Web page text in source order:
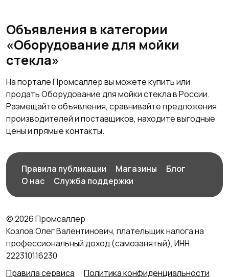
Объявления в категории
«Оборудование для мойки
стекла»
На портале Промсаллер вы можете купить или
продать Оборудование для мойки стекла в России.
Размещайте объявления, сравнивайте предложения
производителей и поставщиков, находите выгодные
цены и прямые контакты.
Правила публикации Магазины
Блог
О нас
Служба поддержки
© 2026 Промсаллер
Козлов Олег Валентинович, плательщик налога на
профессиональный доход (самозанятый), ИНН
222310116230
Правила сервиса
Политика конфиденциальности